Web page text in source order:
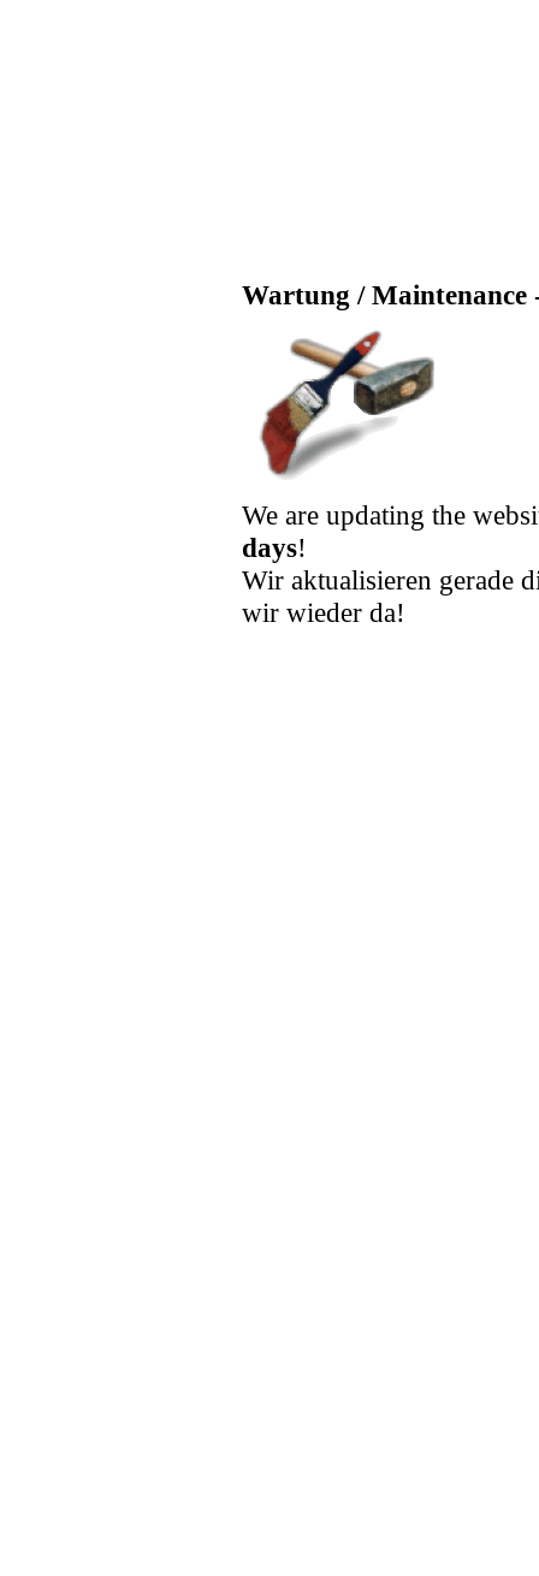
Wartung / Maintenance
We are updating the
days!
Wir aktualisieren gerade
wir wieder da!